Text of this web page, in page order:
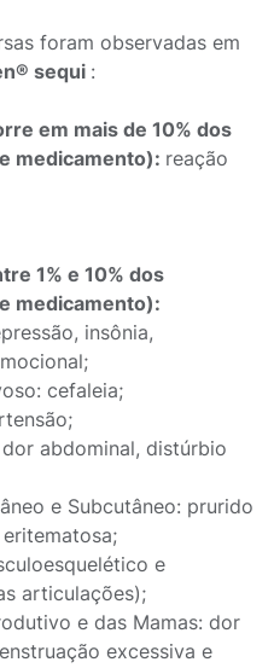
foram observadas em
sequi :
em mais de 10% dos
medicamento): reação
1% e 10% dos
medicamento):
insônia,
cefaleia;
abdominal, distúrbio
e Subcutâneo: prurido
e
articulações);
e das Mamas: dor
excessiva e